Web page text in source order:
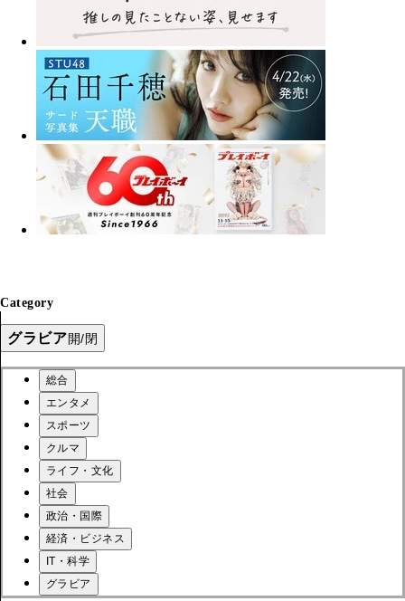
Category
グラビア開/閉
総合
エンタメ
スポーツ
クルマ
ライフ・文化
社会
政治・国際
経済・ビジネス
IT・科学
グラビア